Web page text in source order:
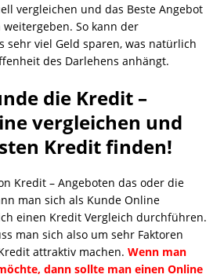
vergleichen und das Beste Angebot
So kann der
sehr viel Geld sparen, was natürlich
des Darlehens anhängt.
die Kredit –
vergleichen und
Kredit finden!
Kredit – Angeboten das oder die
man sich als Kunde Online
einen Kredit Vergleich durchführen.
man sich also um sehr Faktoren
attraktiv machen. Wenn man
dann sollte man einen Online